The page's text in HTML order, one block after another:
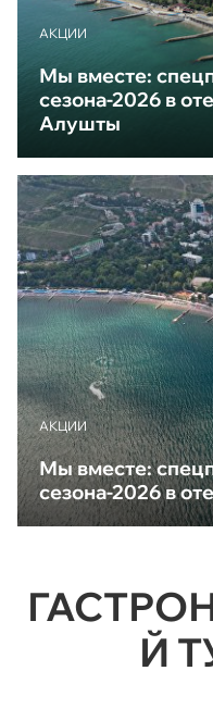
АКЦИИ
Мы вместе:
сезона-2026 в
Алушты
АКЦИИ
Мы вместе:
сезона-2026 в
Й